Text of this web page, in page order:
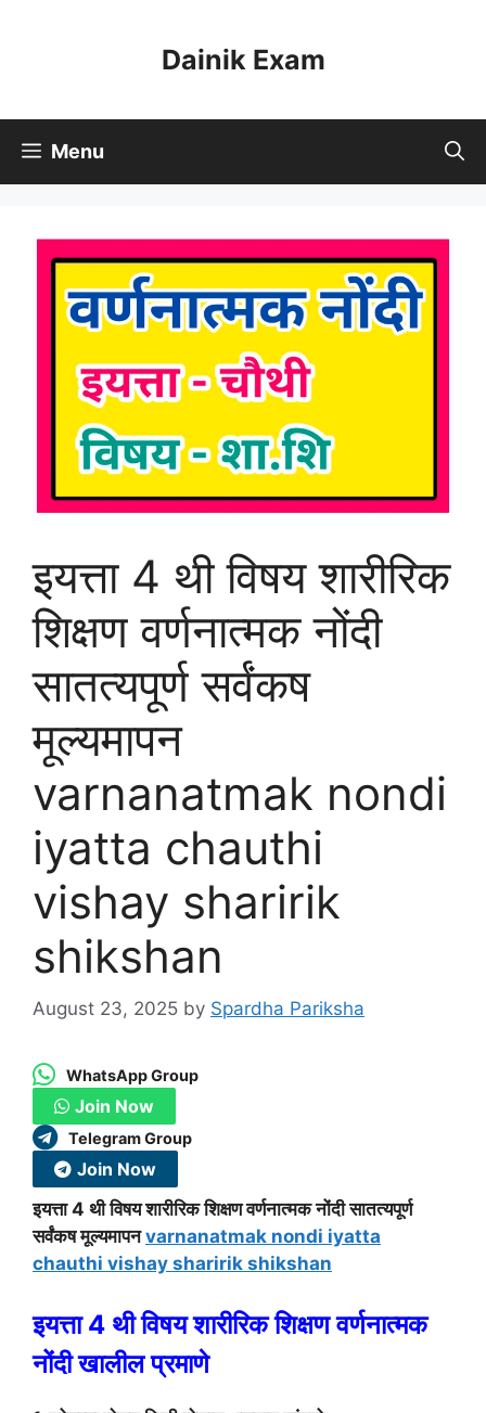
Dainik Exam
Menu
इयत्ता 4 थी विषय शारीरिक
शिक्षण वर्णनात्मक नोंदी
सातत्यपूर्ण सर्वंकष
मूल्यमापन
varnanatmak nondi
iyatta chauthi
vishay sharirik
shikshan
August 23, 2025 by Spardha Pariksha
WhatsApp Group
Join Now
Telegram Group
Join Now
इयत्ता 4 थी विषय शारीरिक शिक्षण वर्णनात्मक नोंदी सातत्यपूर्ण
सर्वंकष मूल्यमापनvarnanatmak nondi iyatta
chauthi vishay sharirik shikshan
इयत्ता 4 थी विषय शारीरिक शिक्षण वर्णनात्मक
नोंदी खालील प्रमाणे